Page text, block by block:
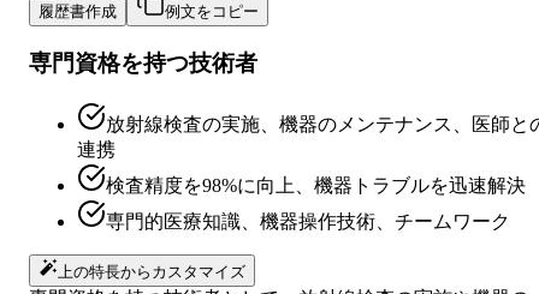
履歴書作成 例文をコピー
専門資格を持つ技術者
放射線検査の実施、機器のメンテナンス、医師と
連携
検査精度を98%に向上、機器トラブルを迅速解決
専門的医療知識、機器操作技術、チームワーク
上の特長からカスタマイズ